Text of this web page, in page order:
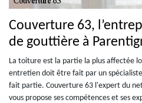
Couverture 63,
de gouttière à
La toiture est la partie la plus affectée
entretien doit être fait par un
fait partie. Couverture 63 l'expert du
vous propose ses compétences et ses